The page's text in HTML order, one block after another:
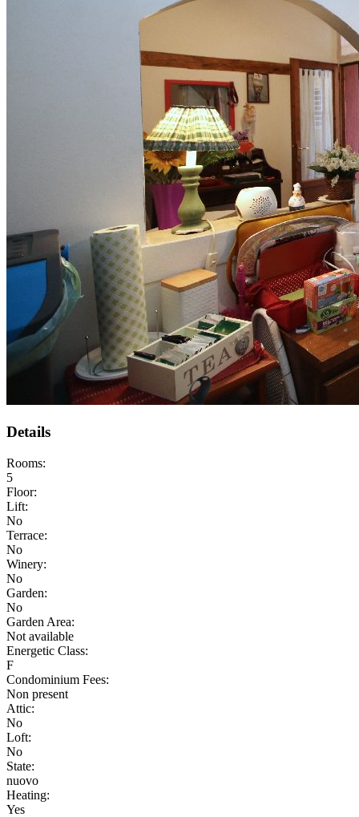
Details
Rooms:
5
Floor:
Lift:
No
Terrace:
No
Winery:
No
Garden:
No
Garden Area:
Not available
Energetic Class:
F
Condominium Fees:
Non present
Attic:
No
Loft:
No
State:
nuovo
Heating:
Yes